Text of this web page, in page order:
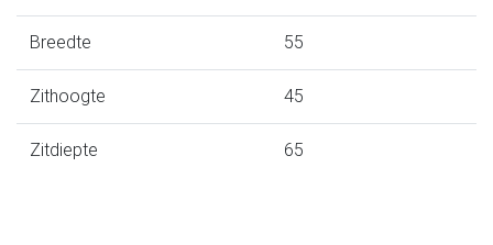
Breedte 55
Zithoogte 45
Zitdiepte 65